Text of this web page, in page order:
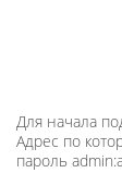
Для начала
Адрес по
пароль